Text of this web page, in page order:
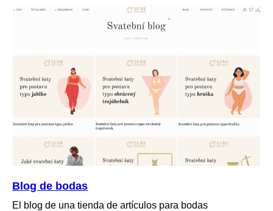
Blog de bodas
El blog de una tienda de artículos para bodas